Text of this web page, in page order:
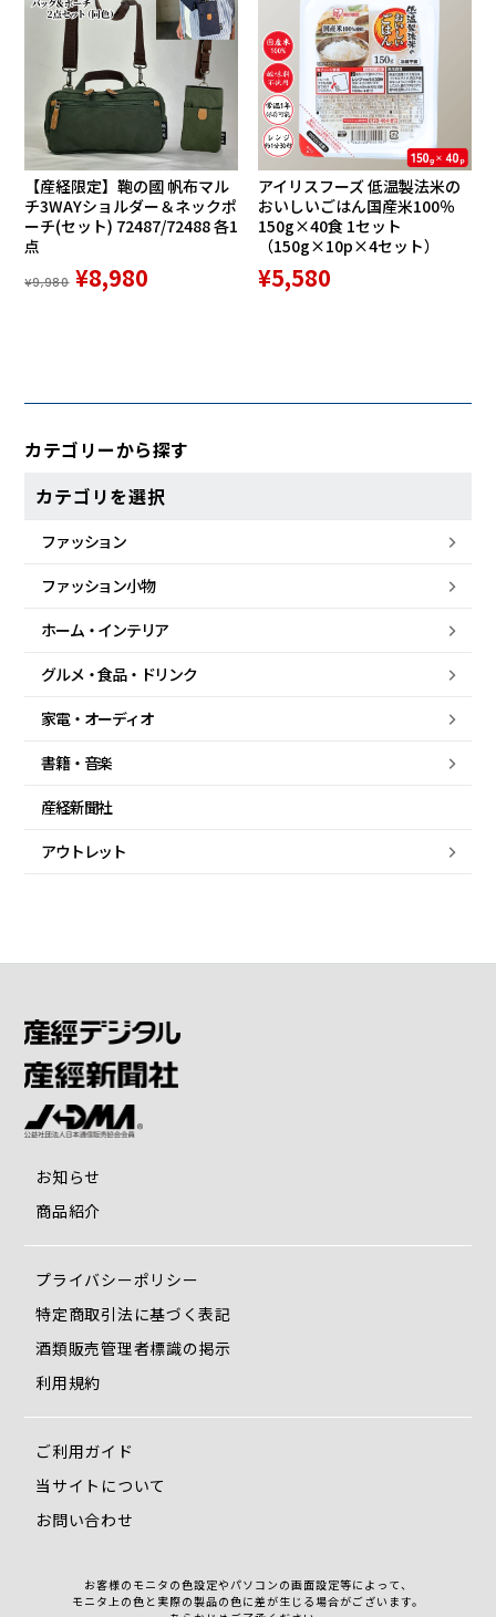
カテゴリーから探す
カテゴリを選択
ファッション
ファッション小物
ホーム・ インテリア
グルメ・食品・ ドリンク
家電・ オーディオ
書籍・音楽
産経新聞社
アウトレット
【産経限定】鞄の國 帆布マル
チ3WAYショルダー＆ネックポ
ーチ(セット) 72487/72488 各1
点
¥9,980 ¥8,980
アイリスフーズ 低温製法米の
おいしいごはん国産米100％
150g×40食 1セット
（150g×10p×4セット）
¥5,580
お知らせ
商品紹介
プライバシーポリシー
特定商取引法に基づく表記
酒類販売管理者標識の掲示
利用規約
ご利用ガイド
当サイトについて
お問い合わせ
お客様のモニタの色設定やパソコンの画面設定等によって、
モニタ上の色と実際の製品の色に差が生じる場合がございます。